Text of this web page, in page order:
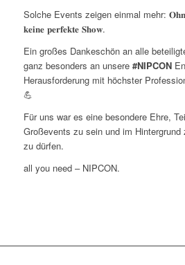
Solche Events zeigen einmal mehr: 𝐎𝐡𝐧𝐞
𝐤𝐞𝐢𝐧𝐞 𝐩𝐞𝐫𝐟𝐞𝐤𝐭𝐞 𝐒𝐡𝐨𝐰.
Ein großes Dankeschön an alle
ganz besonders an unsere #NIPCON
Herausforderung mit höchster
💪
Für uns war es eine besondere Ehre,
Großevents zu sein und im Hintergrund
zu dürfen.
all you need – NIPCON.